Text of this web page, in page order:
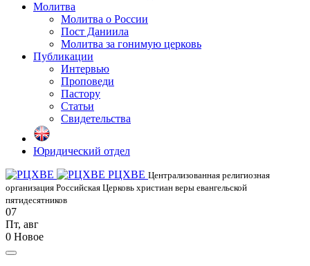
Молитва
Молитва о России
Пост Даниила
Молитва за гонимую церковь
Публикации
Интервью
Проповеди
Пастору
Статьи
Свидетельства
Юридический отдел
РЦХВЕ Централизованная религиозная
организация Российская Церковь христиан веры евангельской
пятидесятников
07
Пт, авг
0 Новое